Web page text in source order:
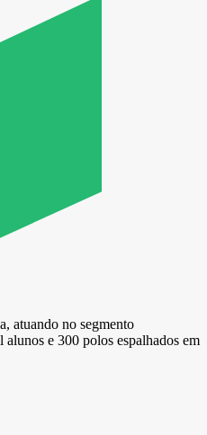
atuando no segmento
e 300 polos espalhados em